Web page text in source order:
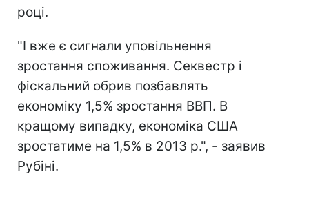
році.
"І вже є сигнали уповільнення
зростання споживання. Секвестр і
фіскальний обрив позбавлять
економіку 1,5% зростання ВВП. В
кращому випадку, економіка США
зростатиме на 1,5% в 2013 р.", - заявив
Рубіні.